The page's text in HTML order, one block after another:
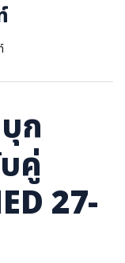
ก
คู่
27-